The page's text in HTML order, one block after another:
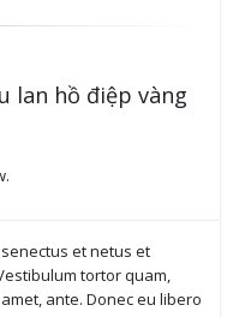
lan hồ điệp vàng
et netus et
tortor quam,
ante. Donec eu libero